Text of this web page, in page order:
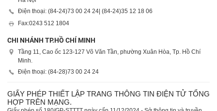
Điện thoại: (84-24)73 00 24 24| (84-24)35 12 18 06
Fax:0243 512 1804
CHI NHÁNH TP.HỒ CHÍ MINH
Tầng 11, Cao ốc 123-127 Võ Văn Tần, phường Xuân Hòa, Tp. Hồ Chí
Minh.
Điện thoại: (84-28)73 00 24 24
GIẤY PHÉP THIẾT LẬP TRANG THÔNG TIN ĐIỆN TỬ TỔNG
HỢP TRÊN MẠNG.